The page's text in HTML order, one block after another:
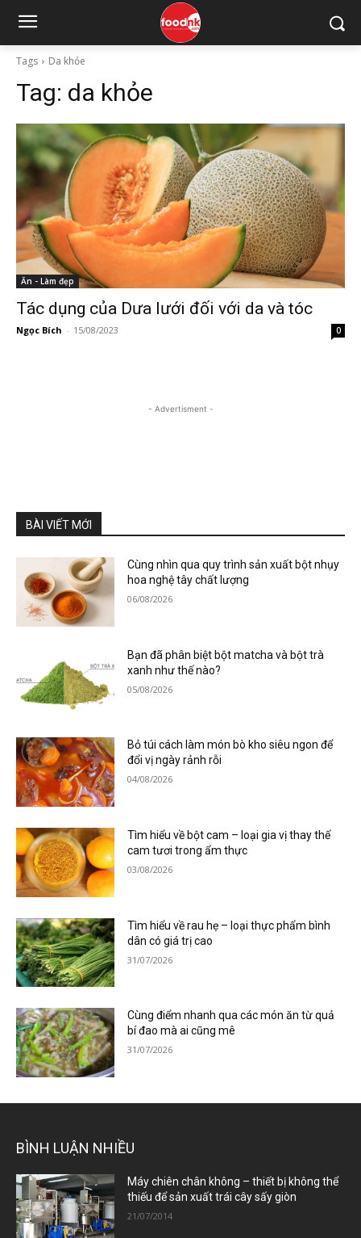
Tags Da khỏe
Tag: da khỏe
Ăn - Làm đẹp
Tác dụng của Dưa lưới đối với da và tóc
Ngọc Bích - 15/08/2023 0
- Advertisment -
BÀI VIẾT MỚI
Cùng nhìn qua quy trình sản xuất bột nhụy
hoa nghệ tây chất lượng
06/08/2026
Bạn đã phân biệt bột matcha và bột trà
xanh như thế nào?
05/08/2026
Bỏ túi cách làm món bò kho siêu ngon để
đổi vị ngày rảnh rỗi
04/08/2026
Tìm hiểu về bột cam – loại gia vị thay thế
cam tươi trong ẩm thực
03/08/2026
Tìm hiểu về rau hẹ – loại thực phẩm bình
dân có giá trị cao
31/07/2026
Cùng điểm nhanh qua các món ăn từ quả
bí đao mà ai cũng mê
31/07/2026
BÌNH LUẬN NHIỀU
Máy chiên chân không – thiết bị không thể
thiếu để sản xuất trái cây sấy giòn
21/07/2014